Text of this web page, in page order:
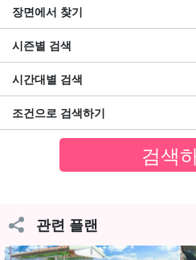
사진 데이터 무료 제공
투어 장비 무료 대여 포함
투어 참가자 특전 페이지 증정
수난구조대원 자격증을 소지한 가
장면에서 찾기
시즌별 검색
시간대별 검색
조건으로 검색하기
관련 플랜